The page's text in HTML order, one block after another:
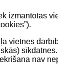
izmantotas
vietnes
nav